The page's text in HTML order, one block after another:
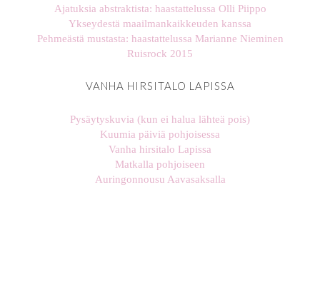
Ajatuksia abstraktista: haastattelussa Olli Piippo
Ykseydestä maailmankaikkeuden kanssa
Pehmeästä mustasta: haastattelussa Marianne Nieminen
Ruisrock 2015
VANHA HIRSITALO LAPISSA
Pysäytyskuvia (kun ei halua lähteä pois)
Kuumia päiviä pohjoisessa
Vanha hirsitalo Lapissa
Matkalla pohjoiseen
Auringonnousu Aavasaksalla